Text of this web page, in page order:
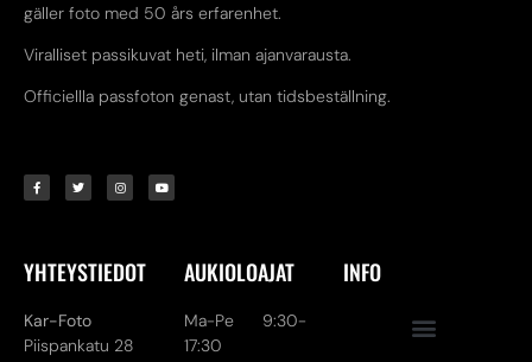
gäller foto med 50 års erfarenhet.
Viralliset passikuvat heti, ilman ajanvarausta.
Officiellla passfoton genast, utan tidsbeställning.
YHTEYSTIEDOT
Kar-Foto
Piispankatu 28
AUKIOLOAJAT
Ma-Pe 9:30-
17:30
INFO